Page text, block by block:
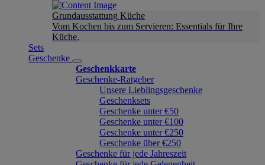
Grundausstattung Küche
Vom Kochen bis zum Servieren: Essentials für Ihre
Küche.
Sets
Geschenke
Geschenkkarte
Geschenke-Ratgeber
Unsere Lieblingsgeschenke
Geschenksets
Geschenke unter €50
Geschenke unter €100
Geschenke unter €250
Geschenke über €250
Geschenke für jede Jahreszeit